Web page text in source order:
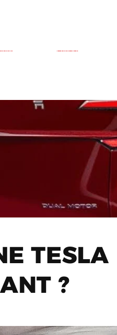
Contact
TESLA
?